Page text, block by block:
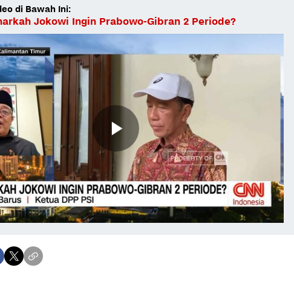
di Bawah Ini:
Jokowi Ingin Prabowo-Gibran 2 Periode?